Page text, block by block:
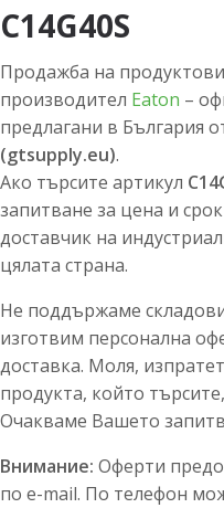
C14G40S
Продажба на
производител Eaton –
предлагани в България
(gtsupply.eu).
Ако търсите артикул
запитване за цена и
доставчик на
цялата страна.
Не поддържаме
изготвим персонална
доставка. Моля,
продукта, който
Очакваме Вашето
Внимание: Оферти
по e-mail. По телефон